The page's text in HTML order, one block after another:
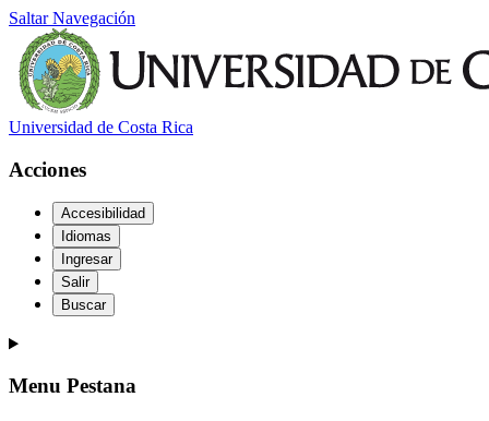
Saltar Navegación
Universidad de Costa Rica
Acciones
Accesibilidad
Idiomas
Ingresar
Salir
Buscar
Menu Pestana